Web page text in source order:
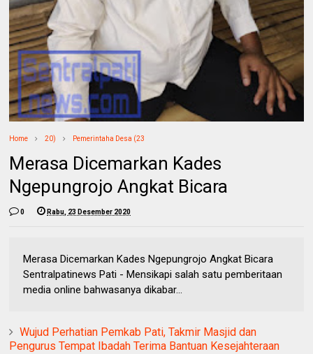
Home 20) Pemerintaha Desa (23
Merasa Dicemarkan Kades
Ngepungrojo Angkat Bicara
0 Rabu, 23 Desember 2020
Merasa Dicemarkan Kades Ngepungrojo Angkat Bicara
Sentralpatinews Pati - Mensikapi salah satu pemberitaan
media online bahwasanya dikabar...
Wujud Perhatian Pemkab Pati, Takmir Masjid dan
Pengurus Tempat Ibadah Terima Bantuan Kesejahteraan